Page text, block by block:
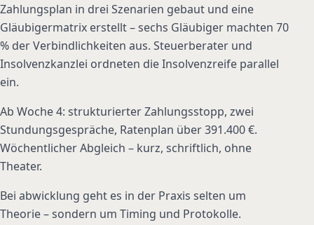
Zahlungsplan in drei Szenarien gebaut und eine
Gläubigermatrix erstellt – sechs Gläubiger machten 70
% der Verbindlichkeiten aus. Steuerberater und
Insolvenzkanzlei ordneten die Insolvenzreife parallel
ein.
Ab Woche 4: strukturierter Zahlungsstopp, zwei
Stundungsgespräche, Ratenplan über 391.400 €.
Wöchentlicher Abgleich – kurz, schriftlich, ohne
Theater.
Bei abwicklung geht es in der Praxis selten um
Theorie – sondern um Timing und Protokolle.